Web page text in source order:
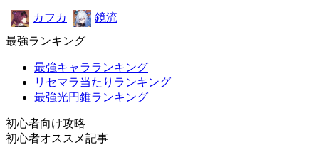
カフカ
鏡流
最強ランキング
最強キャラランキング
リセマラ当たりランキング
最強光円錐ランキング
初心者向け攻略
初心者オススメ記事